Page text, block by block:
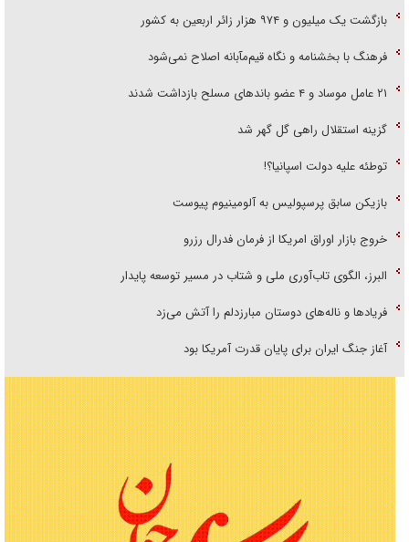
بازگشت یک میلیون و ۹۷۴ هزار زائر اربعین به کشور
فرهنگ با بخشنامه و نگاه قیم‌مآبانه اصلاح نمی‌شود
۲۱ عامل موساد و ۴ عضو باند‌های مسلح بازداشت شدند
گزینه استقلال راهی گل گهر شد
توطئه علیه دولت اسپانیا؟!
بازیکن سابق پرسپولیس به آلومینیوم پیوست
خروج بازار اوراق امریکا از فرمان فدرال رزرو
البرز، الگوی تاب‌آوری ملی و شتاب در مسیر توسعه پایدار
فریاد‌ها و ناله‌های دوستان مبارزدلم را آتش می‌زد
آغاز جنگ ایران برای پایان قدرت آمریکا بود